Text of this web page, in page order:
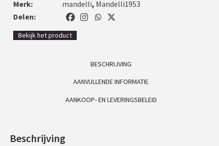
Merk:
mandelli, Mandelli1953
Delen:
Bekijk het product
BESCHRIJVING
AANVULLENDE INFORMATIE
AANKOOP- EN LEVERINGSBELEID
Beschrijving